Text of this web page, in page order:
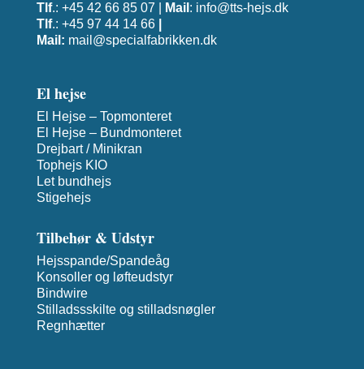
Tlf.: +45 42 66 85 07 | Mail : info@tts-hejs.dk
Tlf.: +45 97 44 14 66
Mail: mail@specialfabrikken.dk
El hejse
El Hejse – Topmonteret
El Hejse – Bundmonteret
Drejbart / Minikran
Tophejs KIO
Let bundhejs
Stigehejs
Tilbehør & Udstyr
Hejsspande/Spandeåg
Konsoller og løfteudstyr
Bindwire
Stilladssskilte og stilladsnøgler
Regnhætter